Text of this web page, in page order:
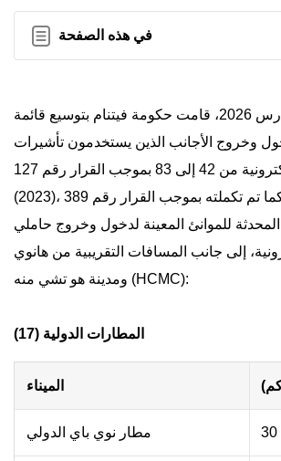
في هذه الصفحة
اعتبارًا من 09 مارس 2026، قامت حكومة فيتنام بتوسيع قائمة
وخروج الأجانب الذين يستخدمون تأشيرات
فيتنام الإلكترونية من 42 إلى 83 بموجب القرار رقم 127/NQ-CP
(2023)، كما تم تكملته بموجب القرار رقم 389/NQ-CP (2025).
المحدثة للموانئ المعينة لدخول وخروج حاملي
إلى جانب المسافات التقريبية من هانوي
ومدينة هو تشي منه (HCMC):
المطارات الدولية (17)
الميناء
مطار نوي باي الدولي 30